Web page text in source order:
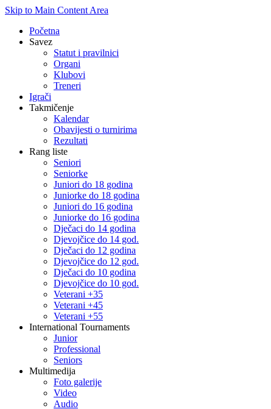
Skip to Main Content Area
Početna
Savez
Statut i pravilnici
Organi
Klubovi
Treneri
Igrači
Takmičenje
Kalendar
Obavijesti o turnirima
Rezultati
Rang liste
Seniori
Seniorke
Juniori do 18 godina
Juniorke do 18 godina
Juniori do 16 godina
Juniorke do 16 godina
Dječaci do 14 godina
Djevojčice do 14 god.
Dječaci do 12 godina
Djevojčice do 12 god.
Dječaci do 10 godina
Djevojčice do 10 god.
Veterani +35
Veterani +45
Veterani +55
International Tournaments
Junior
Professional
Seniors
Multimedija
Foto galerije
Video
Audio